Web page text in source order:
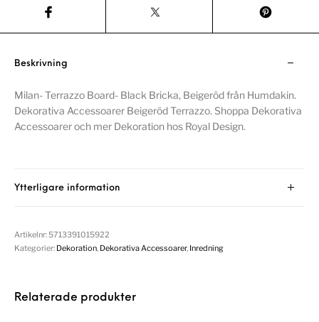
Beskrivning
Milan- Terrazzo Board- Black Bricka, Beigeröd från Humdakin.
Dekorativa Accessoarer Beigeröd Terrazzo. Shoppa Dekorativa
Accessoarer och mer Dekoration hos Royal Design.
Ytterligare information
Artikelnr: 5713391015922
Kategorier: Dekoration Dekorativa Accessoarer, Inredning
Relaterade produkter